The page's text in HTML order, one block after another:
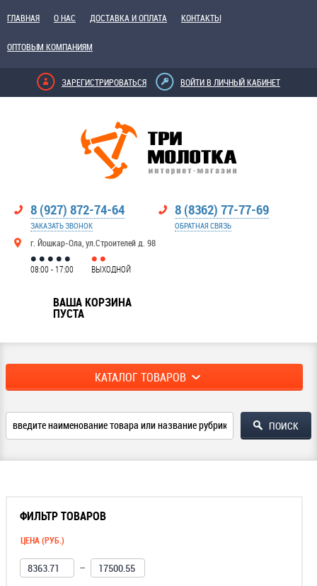
ГЛАВНАЯ О НАС ДОСТАВКА И ОПЛАТА КОНТАКТЫ
ОПТОВЫМ КОМПАНИЯМ
ЗАРЕГИСТРИРОВАТЬСЯ ВОЙТИ В ЛИЧНЫЙ КАБИНЕТ
8 (927) 872-74-64
ЗАКАЗАТЬ ЗВОНОК
г. Йошкар-Ола, ул.Строителей д. 98
8 (8362) 77-77-69
ОБРАТНАЯ СВЯЗЬ
08:00 - 17:00 ВЫХОДНОЙ
ВАША КОРЗИНА
ПУСТА
КАТАЛОГ ТОВАРОВ
ФИЛЬТР ТОВАРОВ
ЦЕНА (РУБ.)
—